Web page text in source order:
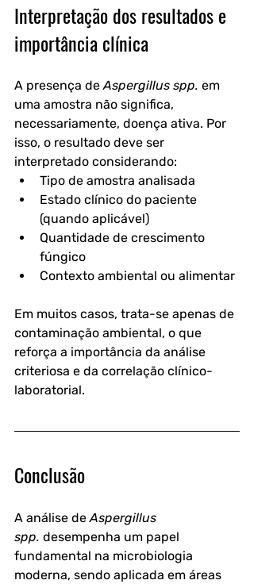
Interpretação dos resultados e
importância clínica
A presença de Aspergillus spp. em
uma amostra não significa,
necessariamente, doença ativa. Por
isso, o resultado deve ser
interpretado considerando:
Tipo de amostra analisada
Estado clínico do paciente
(quando aplicável)
Quantidade de crescimento
fúngico
Contexto ambiental ou alimentar
Em muitos casos, trata-se apenas de
contaminação ambiental, o que
reforça a importância da análise
criteriosa e da correlação clínico-
laboratorial.
Conclusão
A análise de Aspergillus
spp. desempenha um papel
fundamental na microbiologia
moderna, sendo aplicada em áreas